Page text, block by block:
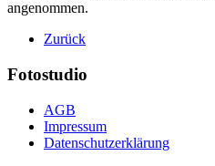
angenommen.
Zurück
Fotostudio
AGB
Impressum
Datenschutzerklärung